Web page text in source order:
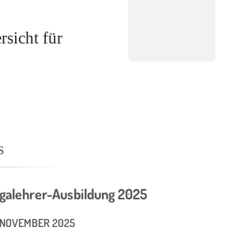
für
Ausbildung 2025
2025